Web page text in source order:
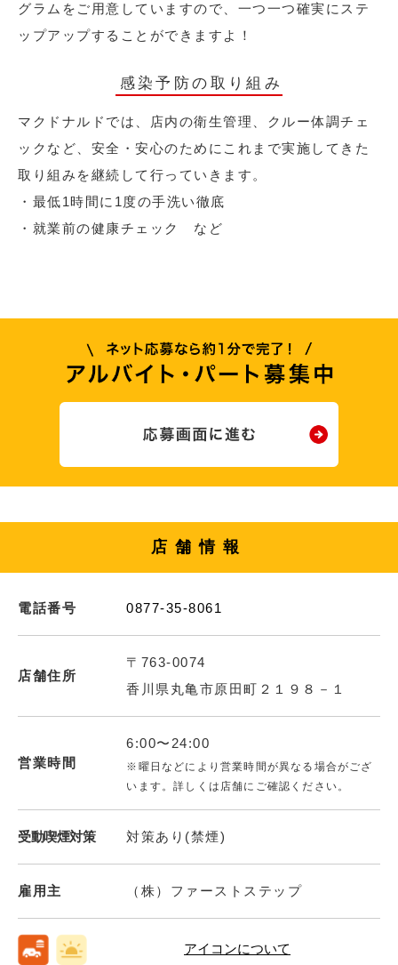
グラムをご用意していますので、一つ一つ確実にステ
ップアップすることができますよ！
感染予防の取り組み
マクドナルドでは、店内の衛生管理、クルー体調チェ
ックなど、安全・安心のためにこれまで実施してきた
取り組みを継続して行っていきます。
・最低1時間に1度の手洗い徹底
・就業前の健康チェック など
店舗情報
電話番号 0877-35-8061
店舗住所
〒763-0074
香川県丸亀市原田町２１９８－１
営業時間
6:00〜24:00
※曜日などにより営業時間が異なる場合がござ
います。詳しくは店舗にご確認ください。
受動喫煙対策 対策あり(禁煙)
雇用主 （株）ファーストステップ
アイコンについて